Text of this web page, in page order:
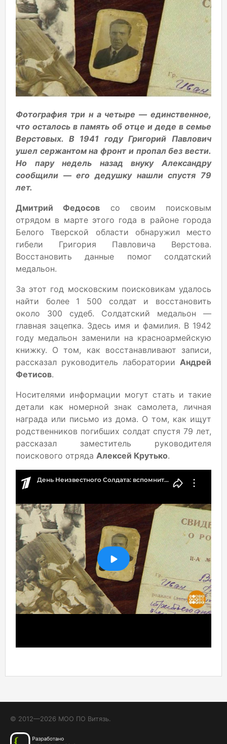
Фотография три н а четыре — единственное,
что осталось в память об отце и деде в семье
Верстовых. В 1941 году Григорий Павлович
ушел сержантом на фронт и пропал без вести.
Но пару недель назад внуку Александру
сообщили — его дедушку нашли спустя 79
лет.
Дмитрий Федосов со своим поисковым
отрядом в марте этого года в районе города
Белого Тверской области обнаружил место
гибели Григория Павловича Верстова.
Восстановить данные помог солдатский
медальон.
За этот год московским поисковикам удалось
найти более 1 500 солдат и восстановить
около 300 судеб. Солдатский медальон —
главная зацепка. Здесь имя и фамилия. В 1942
году медальон заменили на красноармейскую
книжку. О том, как восстанавливают записи,
рассказал руководитель лаборатории Андрей
Фетисов.
Носителями информации могут стать и такие
детали как номерной знак самолета, личная
награда или письмо из дома. О том, как ищут
родственников погибших солдат спустя 79 лет,
рассказал заместитель руководителя
поискового отряда Алексей Крутько.
© 2012—2026 МОО ПО Витязь.